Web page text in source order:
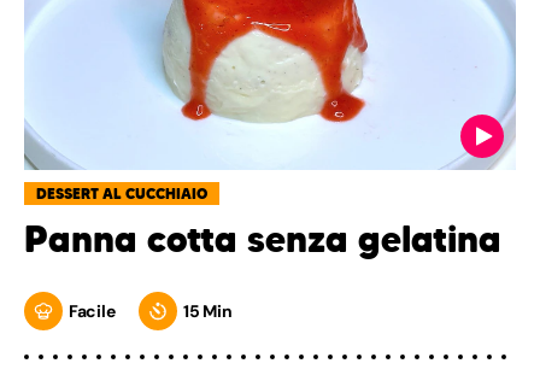
DESSERT AL CUCCHIAIO
Panna cotta senza gelatina
Facile 15 Min